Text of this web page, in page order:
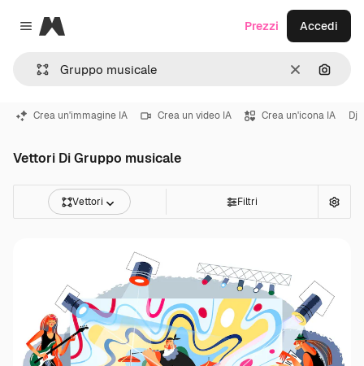
Close menu
Magnific
CancellaCerca
Prezzi Accedi
Crea un'immagine IA Crea un video IA Crea un'icona IA Dj
Vettori Di Gruppo musicale
Vettori Filtri